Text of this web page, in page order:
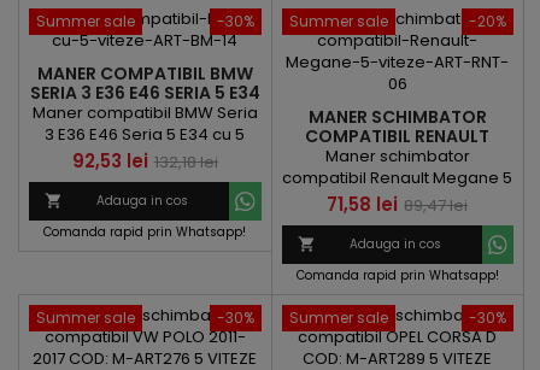
-30%
Summer sale
MANER COMPATIBIL BMW
SERIA 3 E36 E46 SERIA 5 E34
CU 5 VITEZE
Maner compatibil BMW Seria
3 E36 E46 Seria 5 E34 cu 5
viteze
Pret
92,53 lei Pret
de
baza
132,18 lei

Adauga in cos
Comanda rapid prin Whatsapp!
-20%
Summer sale
MANER SCHIMBATOR
COMPATIBIL RENAULT
MEGANE 5 VITEZE
Maner schimbator
compatibil Renault Megane 5
viteze
Pret
71,58 lei Pret
de
baza
89,47 lei

Adauga in cos
Comanda rapid prin Whatsapp!
-30%
Summer sale -30%
Summer sale